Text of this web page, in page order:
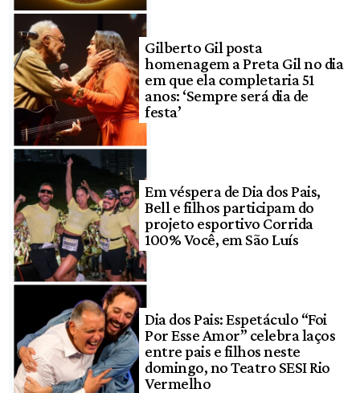
Gilberto Gil posta
homenagem a Preta Gil no dia
em que ela completaria 51
anos: ‘Sempre será dia de
festa’
Em véspera de Dia dos Pais,
Bell e filhos participam do
projeto esportivo Corrida
100% Você, em São Luís
Dia dos Pais: Espetáculo “Foi
Por Esse Amor” celebra laços
entre pais e filhos neste
domingo, no Teatro SESI Rio
Vermelho